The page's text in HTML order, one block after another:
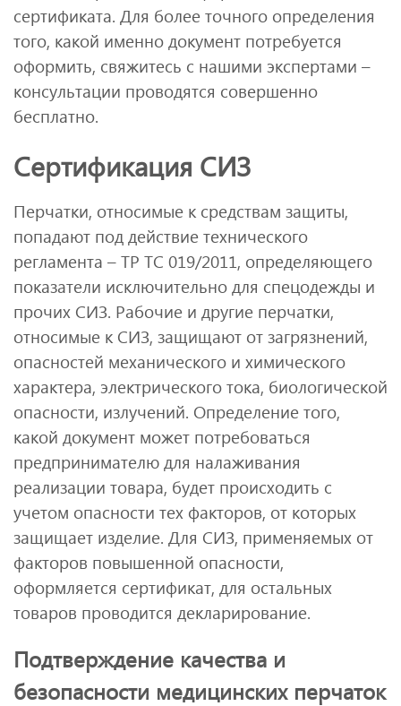
сертификата. Для более точного определения
того, какой именно документ потребуется
оформить, свяжитесь с нашими экспертами –
консультации проводятся совершенно
бесплатно.
Сертификация СИЗ
Перчатки, относимые к средствам защиты,
попадают под действие технического
регламента – ТР ТС 019/2011, определяющего
показатели исключительно для спецодежды и
прочих СИЗ. Рабочие и другие перчатки,
относимые к СИЗ, защищают от загрязнений,
опасностей механического и химического
характера, электрического тока, биологической
опасности, излучений. Определение того,
какой документ может потребоваться
предпринимателю для налаживания
реализации товара, будет происходить с
учетом опасности тех факторов, от которых
защищает изделие. Для СИЗ, применяемых от
факторов повышенной опасности,
оформляется сертификат, для остальных
товаров проводится декларирование.
Подтверждение качества и
безопасности медицинских перчаток